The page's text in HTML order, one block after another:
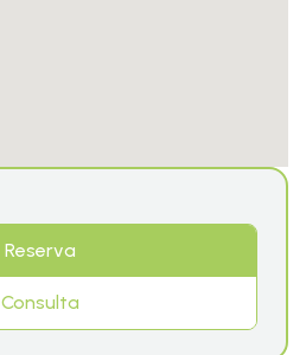
Reserva
Consulta